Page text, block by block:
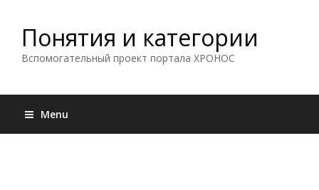
Понятия и категории
Вспомогательный проект портала ХРОНОС
Menu